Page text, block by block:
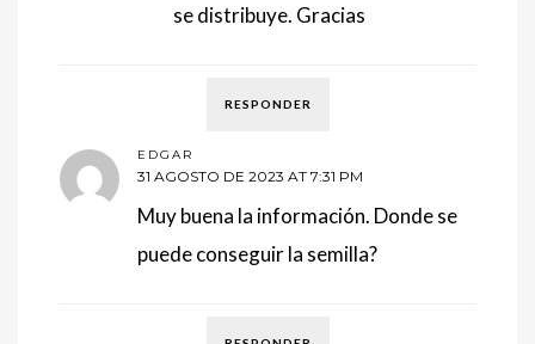
se distribuye. Gracias
RESPONDER
EDGAR
31 AGOSTO DE 2023 AT 7:31 PM
Muy buena la información. Donde se
puede conseguir la semilla?